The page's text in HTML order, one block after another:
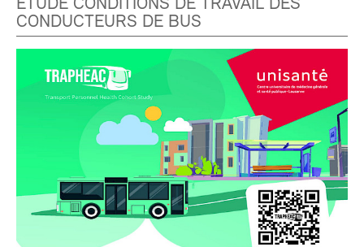
ÉTUDE CONDITIONS DE TRAVAIL DES
CONDUCTEURS DE BUS